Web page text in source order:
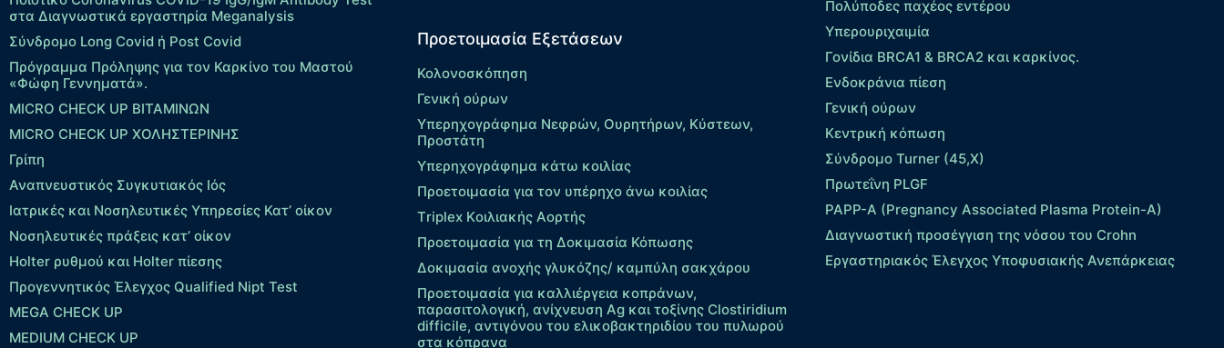
στα Διαγνωστικά εργαστηρία Meganalysis
Σύνδρομο Long Covid ή Post Covid
Πρόγραμμα Πρόληψης για τον Καρκίνο του Μαστού
«Φώφη Γεννηματά».
MICRO CHECK UP ΒΙΤΑΜΙΝΩΝ
MICRO CHECK UP ΧΟΛΗΣΤΕΡΙΝΗΣ
Γρίπη
Αναπνευστικός Συγκυτιακός Ιός
Ιατρικές και Νοσηλευτικές Υπηρεσίες Κατ’ οίκον
Νοσηλευτικές πράξεις κατ’ οίκον
Holter ρυθμού και Holter πίεσης
Προγεννητικός Έλεγχος Qualified Nipt Test
MEGA CHECK UP
MEDIUM CHECK UP
Προετοιμασία Εξετάσεων
Κολονοσκόπηση
Γενική ούρων
Υπερηχογράφημα Νεφρών, Ουρητήρων, Κύστεων,
Προστάτη
Υπερηχογράφημα κάτω κοιλίας
Προετοιμασία για τον υπέρηχο άνω κοιλίας
Τriplex Kοιλιακής Αορτής
Προετοιμασία για τη Δοκιμασία Κόπωσης
Δοκιμασία ανοχής γλυκόζης/ καμπύλη σακχάρου
Προετοιμασία για καλλιέργεια κοπράνων,
παρασιτολογική, ανίχνευση Ag και τοξίνης Clostiridium
difficile, αντιγόνου του ελικοβακτηριδίου του πυλωρού
στα κόπρανα
Πολύποδες παχέος εντέρου
Yπερουριχαιμία
Γονίδια BRCA1 & BRCA2 και καρκίνος.
Ενδοκράνια πίεση
Γενική ούρων
Κεντρική κόπωση
Σύνδρομο Turner (45,X)
Πρωτεΐνη PLGF
PAPP-A (Pregnancy Associated Plasma Protein-A)
Διαγνωστική προσέγγιση της νόσου του Crohn
Εργαστηριακός Έλεγχος Υποφυσιακής Ανεπάρκειας